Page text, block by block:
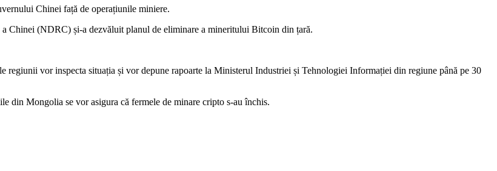
Chinei față de operațiunile miniere.
Chinei (NDRC) și-a dezvăluit planul de eliminare a mineritului Bitcoin din țară.
regiunii vor inspecta situația și vor depune rapoarte la Ministerul Industriei și Tehnologiei Informației din regiune până pe 30
din Mongolia se vor asigura că fermele de minare cripto s-au închis.